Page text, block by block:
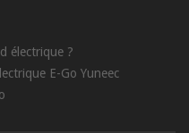
électrique ?
E-Go Yuneec